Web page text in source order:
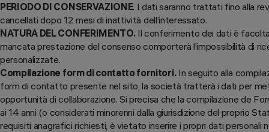
PERIODO DI CONSERVAZIONE. I dati saranno trattati fino alla
cancellati dopo 12 mesi di inattività dell’interessato.
NATURA DEL CONFERIMENTO.Il conferimento dei dati è
mancata prestazione del consenso comporterà l’impossibilità di
personalizzate.
Compilazione form di contatto fornitori.In seguito alla
form di contatto presente nel sito, la società tratterà i dati per
opportunità di collaborazione. Si precisa che la compilazione de
ai 14 anni (o considerati minorenni dalla giurisdizione del proprio
requisiti anagrafici richiesti, è vietato inserire i propri dati personali